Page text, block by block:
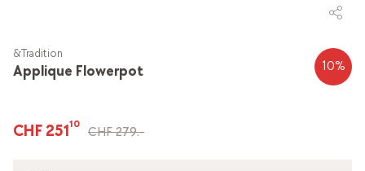
Applique Flowerpot
&Tradition
10%
CHF 25110
CHF 279.-